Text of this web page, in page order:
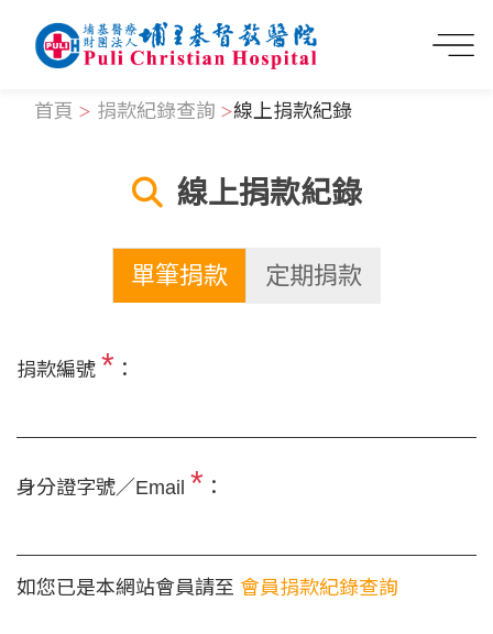
首頁 捐款紀錄查詢 線上捐款紀錄
線上捐款紀錄
單筆捐款 定期捐款
捐款編號 * ：
身分證字號／Email * ：
如您已是本網站會員請至 會員捐款紀錄查詢